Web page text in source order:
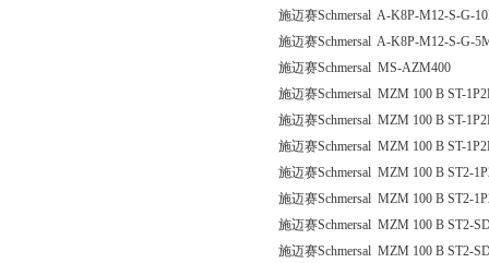
施迈赛Schmersal A-K8P-M12-S-G-
施迈赛Schmersal A-K8P-M12-S-G-
施迈赛Schmersal MS-AZM400
施迈赛Schmersal MZM 100 B ST-
施迈赛Schmersal MZM 100 B ST-
施迈赛Schmersal MZM 100 B ST-
施迈赛Schmersal MZM 100 B ST2-
施迈赛Schmersal MZM 100 B ST2-
施迈赛Schmersal MZM 100 B ST2-
施迈赛Schmersal MZM 100 B ST2-